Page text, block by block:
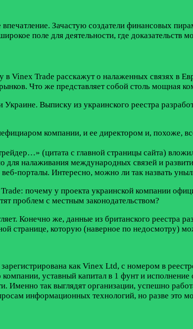
Зачастую создатели финансовых
поле для деятельности, где
в Vinex Trade расскажут о налаженных связях в
Что же представляет собой столь мощная
Выписку из украинского реестра
компании, и ее директором и, похоже,
(цитата с главной страницы сайта)
налаживания международных связей и
порталы. Интересно, можно ли так назвать
почему у проекта украинской компании
проблем с местным законодательством?
Конечно же, данные из британского реестра
странице, которую (наверное по недосмотру)
как Vinex Ltd, с номером в
уставный капитал в 1 фунт и
Именно так выглядят организации, успешно
информационных технологий, но разве это